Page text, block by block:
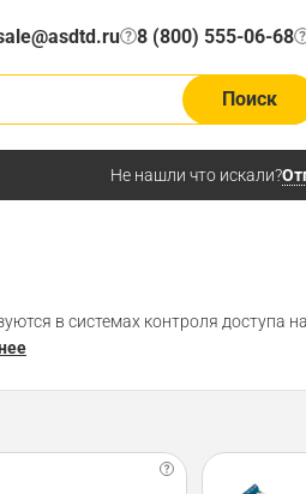
8 (800) 555-06-68
? ?
Поиск
Не нашли что искали?
в системах контроля доступа